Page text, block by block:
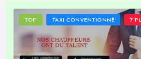
TOP TAXI CONVENTIONNÉ 7